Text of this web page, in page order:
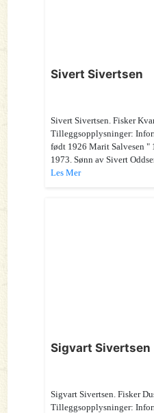
Sivert Sivertsen
Sivert Sivertsen. Fisker
Tilleggsopplysninger:
født 1926 Marit Salvesen "
1973. Sønn av Sivert
Les Mer
Sigvart Sivertsen
Sigvart Sivertsen. Fisker
Tilleggsopplysninger: